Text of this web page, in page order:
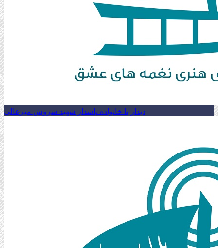
دیدار با خانواده پاسدار شهید سروش میرعالی